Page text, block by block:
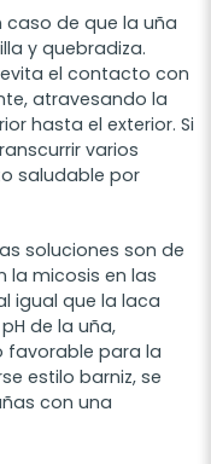
de que la uña
y quebradiza.
el contacto con
atravesando la
hasta el exterior. Si
varios
saludable por
soluciones son de
micosis en las
igual que la laca
de la uña,
favorable para la
estilo barniz, se
con una